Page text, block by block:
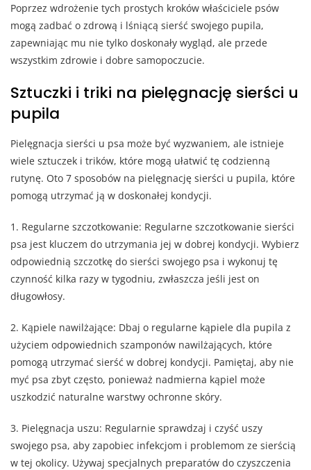
Poprzez wdrożenie tych prostych kroków właściciele psów
mogą zadbać o zdrową i lśniącą sierść swojego pupila,
zapewniając mu nie tylko doskonały wygląd, ale przede
wszystkim zdrowie i dobre samopoczucie.
Sztuczki i triki na pielęgnację sierści u
pupila
Pielęgnacja sierści u psa może być wyzwaniem, ale istnieje
wiele sztuczek i trików, które mogą ułatwić tę codzienną
rutynę. Oto 7 sposobów na pielęgnację sierści u pupila, które
pomogą utrzymać ją w doskonałej kondycji.
1. Regularne szczotkowanie: Regularne szczotkowanie sierści
psa jest kluczem do utrzymania jej w dobrej kondycji. Wybierz
odpowiednią szczotkę do sierści swojego psa i wykonuj tę
czynność kilka razy w tygodniu, zwłaszcza jeśli jest on
długowłosy.
2. Kąpiele nawilżające: Dbaj o regularne kąpiele dla pupila z
użyciem odpowiednich szamponów nawilżających, które
pomogą utrzymać sierść w dobrej kondycji. Pamiętaj, aby nie
myć psa zbyt często, ponieważ nadmierna kąpiel może
uszkodzić naturalne warstwy ochronne skóry.
3. Pielęgnacja uszu: Regularnie sprawdzaj i czyść uszy
swojego psa, aby zapobiec infekcjom i problemom ze sierścią
w tej okolicy. Używaj specjalnych preparatów do czyszczenia